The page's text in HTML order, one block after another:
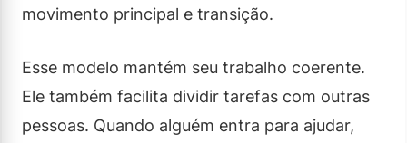
movimento principal e transição.
Esse modelo mantém seu trabalho coerente.
Ele também facilita dividir tarefas com outras
pessoas. Quando alguém entra para ajudar,